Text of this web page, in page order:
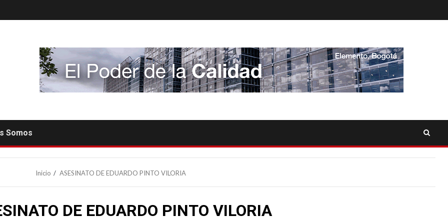
Somos
Inicio ASESINATO DE EDUARDO PINTO VILORIA
DE EDUARDO PINTO VILORIA